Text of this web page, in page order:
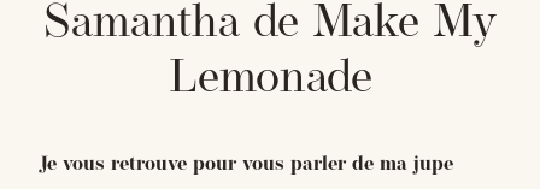
Samantha de Make My
Lemonade
Je vous retrouve pour vous parler de ma jupe